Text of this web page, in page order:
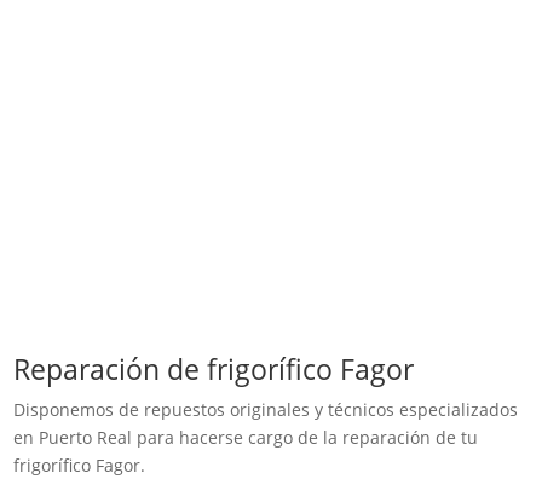
Reparación de frigorífico Fagor
Disponemos de repuestos originales y técnicos especializados
en Puerto Real para hacerse cargo de la reparación de tu
frigorífico Fagor.